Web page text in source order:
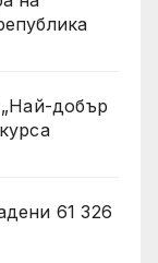
добър
61 326